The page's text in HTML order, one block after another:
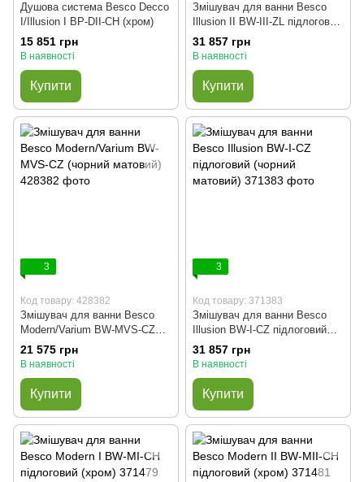
Душова система Besco Decco
I/Illusion I BP-DII-CH (хром)
15 851 грн
В наявності
Купити
Змішувач для ванни Besco
Illusion II BW-III-ZL підлоговий
(золото)
31 857 грн
В наявності
Купити
3
Код товару: 428382
Змішувач для ванни Besco
Modern/Varium BW-MVS-CZ
(чорний матовий)
21 575 грн
В наявності
Купити
3
Код товару: 371383
Змішувач для ванни Besco
Illusion BW-I-CZ підлоговий
(чорний матовий)
31 857 грн
В наявності
Купити